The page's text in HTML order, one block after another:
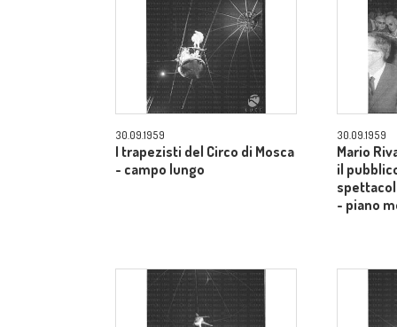
30.09.1959
I trapezisti del Circo di Mosca
- campo lungo
30.09.1959
Mario
il
- piano